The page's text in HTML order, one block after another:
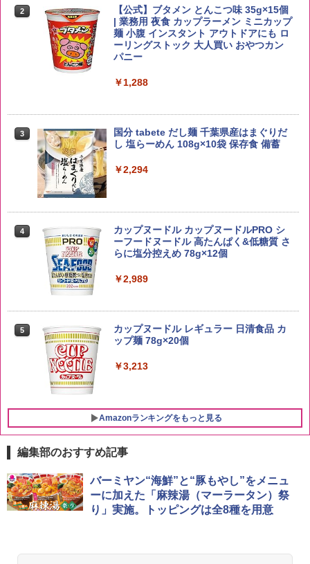
2
野沢農産 無洗米 青い流るる コシヒカリ
5kg 長野県産 令和7年産
￥3,325
3
by Amazon あきたこまちブレンド 無洗
米 5kg
4
【在庫処分価格】ももたろう印 無洗米 5
kg 業務用 お米マイスターブレンド
￥2,680
5 新潟県産新之助 無洗米 5kg 令和7年産
￥4,536
角瓶 2700ml サントリー ウイスキー ハ
イボール 大容量
3
サントリー シングルモルト ウイスキー
白州 Story of the Distillery 2026 化粧箱
入 700ml
￥20,000
4
角ハイボール 350ml×24本 サントリー ウ
イスキー ハイボール 缶
5
トリスウイスキー 4000ml サントリー 大
容量 4リットル
￥4,329
2
【公式】ブタメン とんこつ味 35g×15個
| 業務用 夜食 カップラーメン ミニカップ
麺 小腹 インスタント アウトドアにも ロ
ーリングストック 大人買い おやつカン
パニー
￥1,288
3
国分 tabete だし麺 千葉県産はまぐりだ
し 塩らーめん 108g×10袋 保存食 備蓄
￥2,294
4
カップヌードル カップヌードルPRO シ
ーフードヌードル 高たんぱく&低糖質 さ
らに塩分控えめ 78g×12個
￥2,989
5
カップヌードル レギュラー 日清食品 カ
ップ麺 78g×20個
￥3,213
Amazonランキングをもっと見る
1
シャープ 過熱水蒸気 オーブンレンジ 23
L 1段調理 ブラック RE-WF232-B シンプ
ル操作 コンパクト 一人暮らし 二人暮ら
し らくチン!（絶対湿度）センサー ノン
編集部のおすすめ記事
バーミヤン“海鮮”と“豚もやし”をメニュ
ーに加えた「麻辣湯（マーラータン）祭
り」実施。トッピングは全8種を用意